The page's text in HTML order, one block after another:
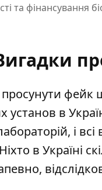
та фінансування
просунути
установ в
, і
в Україні